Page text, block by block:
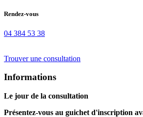
Rendez-vous
04 384 53 38
Trouver une consultation
Informations
Le jour de la consultation
Présentez-vous au guichet d'inscription